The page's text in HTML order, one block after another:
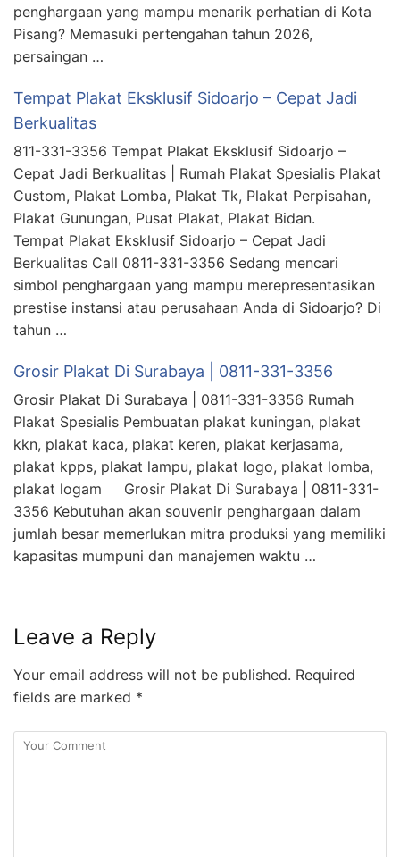
penghargaan yang mampu menarik perhatian di Kota
Pisang? Memasuki pertengahan tahun 2026,
persaingan …
Tempat Plakat Eksklusif Sidoarjo – Cepat Jadi
Berkualitas
811-331-3356 Tempat Plakat Eksklusif Sidoarjo –
Cepat Jadi Berkualitas | Rumah Plakat Spesialis Plakat
Custom, Plakat Lomba, Plakat Tk, Plakat Perpisahan,
Plakat Gunungan, Pusat Plakat, Plakat Bidan.
Tempat Plakat Eksklusif Sidoarjo – Cepat Jadi
Berkualitas Call 0811-331-3356 Sedang mencari
simbol penghargaan yang mampu merepresentasikan
prestise instansi atau perusahaan Anda di Sidoarjo? Di
tahun …
Grosir Plakat Di Surabaya | 0811-331-3356
Grosir Plakat Di Surabaya | 0811-331-3356 Rumah
Plakat Spesialis Pembuatan plakat kuningan, plakat
kkn, plakat kaca, plakat keren, plakat kerjasama,
plakat kpps, plakat lampu, plakat logo, plakat lomba,
plakat logam Grosir Plakat Di Surabaya | 0811-331-
3356 Kebutuhan akan souvenir penghargaan dalam
jumlah besar memerlukan mitra produksi yang memiliki
kapasitas mumpuni dan manajemen waktu …
Leave a Reply
Your email address will not be published. Required
fields are marked *